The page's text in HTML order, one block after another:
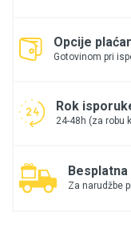
Opcije
Gotovinom pri
Rok
24-48h (za robu
Za narudžbe